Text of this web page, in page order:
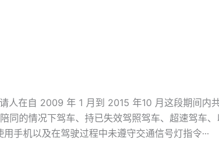
人在自 2009 年 1 月到 2015 年10 月这段期间内
的情况下驾车、持已失效驾照驾车、超速驾车
手机以及在驾驶过程中未遵守交通信号灯指令···